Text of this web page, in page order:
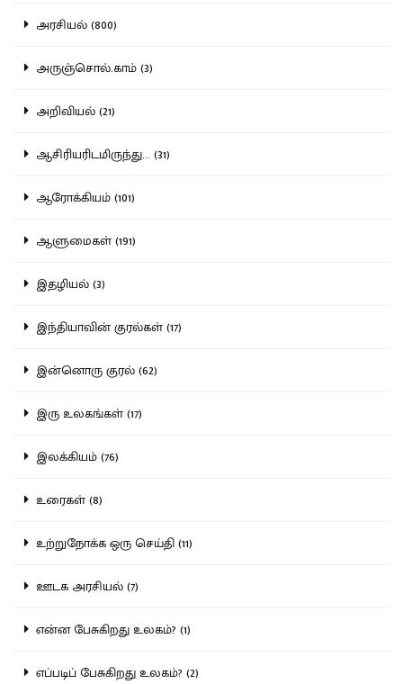
அரசியல் (800)
அருஞ்சொல்.காம் (3)
அறிவியல் (21)
ஆசிரியரிடமிருந்து... (31)
ஆரோக்கியம் (101)
ஆளுமைகள் (191)
இதழியல் (3)
இந்தியாவின் குரல்கள் (17)
இன்னொரு குரல் (62)
இரு உலகங்கள் (17)
இலக்கியம் (76)
உரைகள் (8)
உற்றுநோக்க ஒரு செய்தி (11)
ஊடக அரசியல் (7)
என்ன பேசுகிறது உலகம்? (1)
எப்படிப் பேசுகிறது உலகம்? (2)